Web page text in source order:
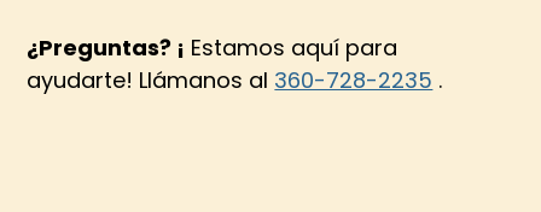
¿Preguntas? ¡ Estamos aquí para
ayudarte! Llámanos al 360-728-2235 .